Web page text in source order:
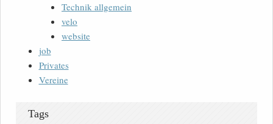
Technik allgemein
velo
website
job
Privates
Vereine
Tags